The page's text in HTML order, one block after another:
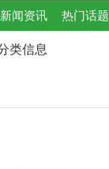
新闻资讯 热门话题
类信息